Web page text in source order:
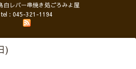
白レバー串焼き処ごろみよ屋
tel : 045-321-1194
)